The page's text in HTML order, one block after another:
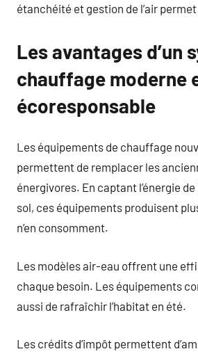
étanchéité et gestion de l’air permet
Les avantages d’un
chauffage moderne
écoresponsable
Les équipements de chauffage
permettent de remplacer les
énergivores. En captant l’énergie de
sol, ces équipements produisent
n’en consomment.
Les modèles air-eau offrent une
chaque besoin. Les équipements
aussi de rafraîchir l’habitat en été.
Les crédits d’impôt permettent